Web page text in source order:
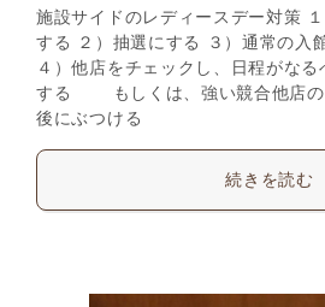
施設サイドのレディースデー対策
する ２）抽選にする ３）通常の入
４）他店をチェックし、日程がな
する もしくは、強い競合他店の
後にぶつける
続きを読む